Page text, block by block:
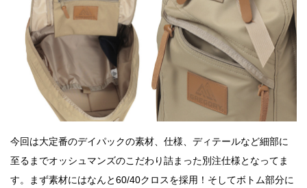
今回は大定番のデイパックの素材、仕様、ディテールなど細部に
至るまでオッシュマンズのこだわり詰まった別注仕様となってま
す。まず素材にはなんと60/40クロスを採用！そしてボトム部分に